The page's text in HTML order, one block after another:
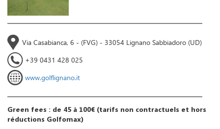
Via Casabianca, 6 - (FVG) - 33054 Lignano Sabbiadoro (UD)
+39 0431 428 025
www.golflignano.it
Green fees : de 45 à 100€ (tarifs non contractuels et hors
réductions Golfomax)